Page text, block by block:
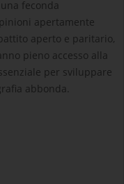
feconda
apertamente
aperto e paritario,
pieno accesso alla
per sviluppare
abbonda.